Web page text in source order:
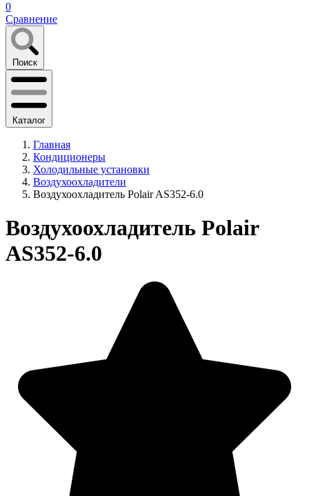
0
Сравнение
Поиск
Каталог
Главная
Кондиционеры
Холодильные установки
Воздухоохладители
Воздухоохладитель Polair AS352-6.0
Воздухоохладитель Polair
AS352-6.0